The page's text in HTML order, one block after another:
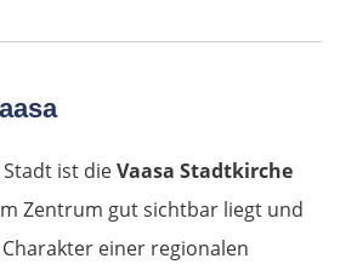
ist dieVaasa Stadtkirche
Zentrum gut sichtbar liegt und
einer regionalen